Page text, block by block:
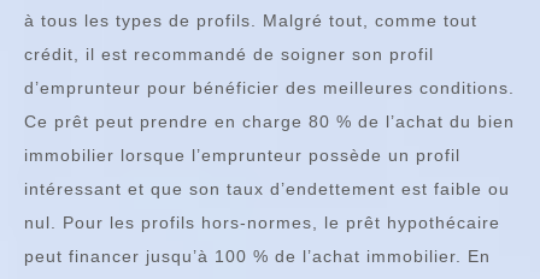
à tous les types de profils. Malgré tout, comme tout
crédit, il est recommandé de soigner son profil
d’emprunteur pour bénéficier des meilleures conditions.
Ce prêt peut prendre en charge 80 % de l’achat du bien
immobilier lorsque l’emprunteur possède un profil
intéressant et que son taux d’endettement est faible ou
nul. Pour les profils hors-normes, le prêt hypothécaire
peut financer jusqu’à 100 % de l’achat immobilier. En